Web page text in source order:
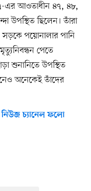
৭-এর আওতাধীন ৪৭, ৪৮,
উপস্থিত ছিলেন। তাঁরা
সড়কে পয়োনালার পানি
পেতে
শুনানিতে উপস্থিত
অনেকেই তাঁদের
চ্যানেল ফলো